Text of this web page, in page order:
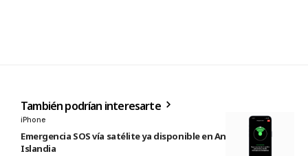
También podrían interesarte
iPhone
Emergencia SOS vía satélite ya disponible en Andorra e
Islandia